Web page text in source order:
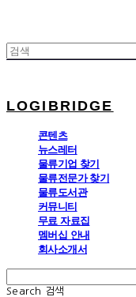
LOGIBRIDGE
콘텐츠
뉴스레터
물류기업 찾기
물류전문가 찾기
물류도서관
커뮤니티
무료 자료집
멤버십 안내
회사소개서
Search
검색